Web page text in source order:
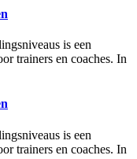
is een
trainers en coaches. In
is een
trainers en coaches. In